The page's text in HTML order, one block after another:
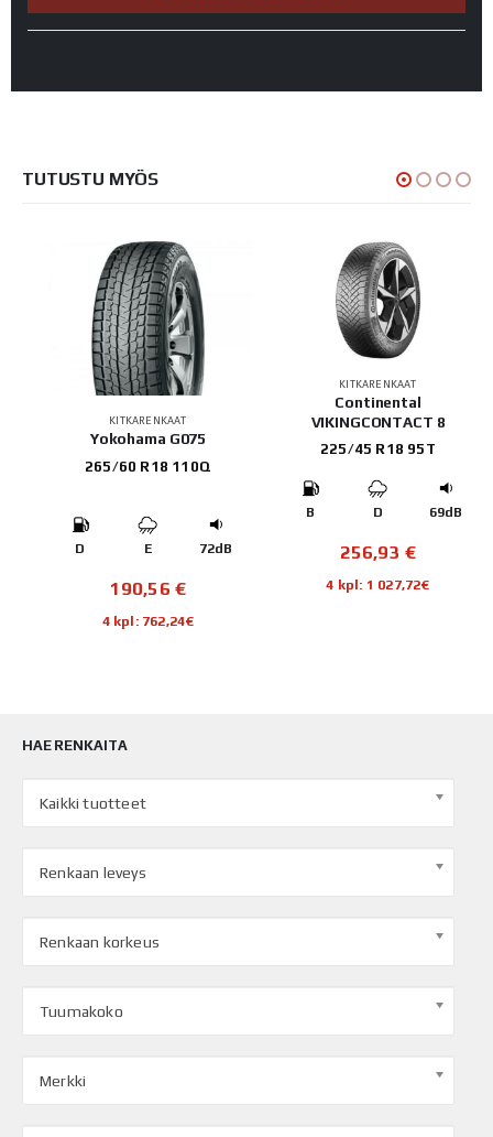
TUTUSTU MYÖS
KITKARENKAAT
Yokohama G075
265/60 R18 110Q
D E 72dB
190,56€
4 kpl: 762,24€
KITKARENKAAT
Continental
VIKINGCONTACT 8
225/45 R18 95T
B D 69dB
256,93€
4 kpl: 1 027,72€
HAE RENKAITA
Kaikki tuotteet
Renkaan leveys
Renkaan korkeus
Tuumakoko
Merkki